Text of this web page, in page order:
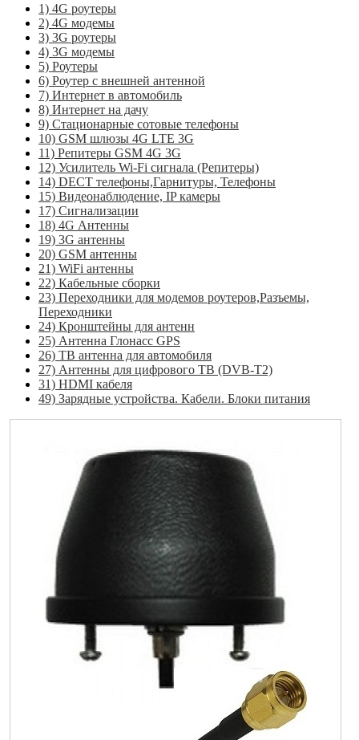
1) 4G роутеры
2) 4G модемы
3) 3G роутеры
4) 3G модемы
5) Роутеры
6) Роутер с внешней антенной
7) Интернет в автомобиль
8) Интернет на дачу
9) Стационарные сотовые телефоны
10) GSM шлюзы 4G LTE 3G
11) Репитеры GSM 4G 3G
12) Усилитель Wi-Fi сигнала (Репитеры)
14) DECT телефоны,Гарнитуры, Телефоны
15) Видеонаблюдение, IP камеры
17) Сигнализации
18) 4G Антенны
19) 3G антенны
20) GSM антенны
21) WiFi антенны
22) Кабельные сборки
23) Переходники для модемов роутеров,Разъемы,
Переходники
24) Кронштейны для антенн
25) Антенна Глонасс GPS
26) ТВ антенна для автомобиля
27) Антенны для цифрового ТВ (DVB-T2)
31) HDMI кабеля
49) Зарядные устройства. Кабели. Блоки питания